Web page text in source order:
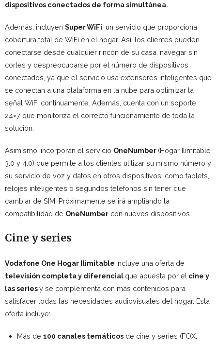
dispositivos conectados de forma simultánea.
Además, incluyen Super WiFi, un servicio que proporciona
cobertura total de WiFi en el hogar. Así, los clientes pueden
conectarse desde cualquier rincón de su casa, navegar sin
cortes y despreocuparse por el número de dispositivos
conectados, ya que el servicio usa extensores inteligentes que
se conectan a una plataforma en la nube para optimizar la
señal WiFi continuamente. Además, cuenta con un soporte
24×7 que monitoriza el correcto funcionamiento de toda la
solución.
Asimismo, incorporan el servicio OneNumber (Hogar Ilimitable
3.0 y 4.0) que permite a los clientes utilizar su mismo número y
su servicio de voz y datos en otros dispositivos, como tablets,
relojes inteligentes o segundos teléfonos sin tener que
cambiar de SIM. Próximamente se irá ampliando la
compatibilidad de OneNumber con nuevos dispositivos.
Cine y series
Vodafone One Hogar Ilimitable incluye una oferta de
televisión completa y diferencial que apuesta por el cine y
las seriesy se complementa con más contenidos para
satisfacer todas las necesidades audiovisuales del hogar. Esta
oferta incluye:
Más de 100 canales temáticos de cine y series (FOX,